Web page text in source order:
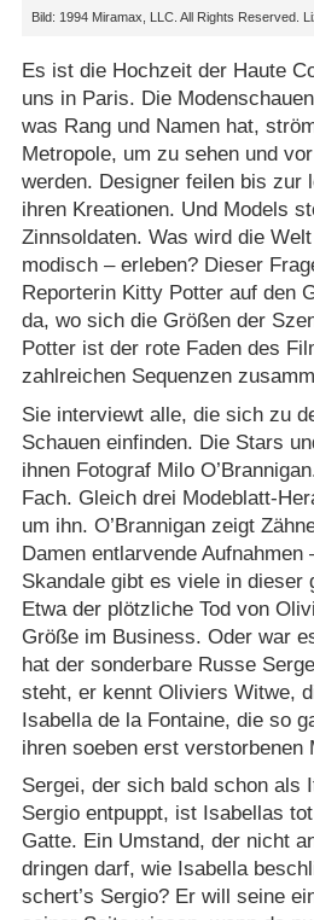
Bild: 1994 Miramax, LLC. All Rights Reserved.
Es ist die Hochzeit der Haute
uns in Paris. Die
was Rang und Namen hat,
Metropole, um zu sehen und
werden. Designer feilen bis zur
ihren Kreationen. Und Models
Zinnsoldaten. Was wird die
modisch – erleben? Dieser
Reporterin Kitty Potter auf den
da, wo sich die Größen der
Potter ist der rote Faden des
zahlreichen Sequenzen
Sie interviewt alle, die sich zu
Schauen einfinden. Die Stars
ihnen Fotograf Milo
Fach. Gleich drei Modeblatt-
um ihn. O’Brannigan zeigt
Damen entlarvende Aufnahmen
Skandale gibt es viele in dieser
Etwa der plötzliche Tod von
Größe im Business. Oder war
hat der sonderbare Russe
steht, er kennt Oliviers Witwe,
Isabella de la Fontaine, die so
ihren soeben erst verstorbenen
Sergei, der sich bald schon als
Sergio entpuppt, ist Isabellas
Gatte. Ein Umstand, der nicht
dringen darf, wie Isabella
schert’s Sergio? Er will seine